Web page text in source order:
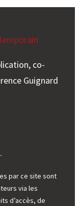
co-
Guignard
par ce site sont
via les
d’accès, de